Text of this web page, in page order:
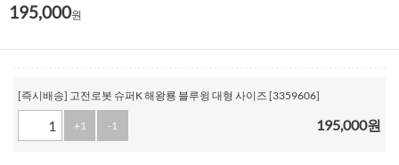
195,000원
[즉시배송] 고전로봇 슈퍼K 해왕룡 블루윙 대형 사이즈 [3359606]
+1 -1 195,000원